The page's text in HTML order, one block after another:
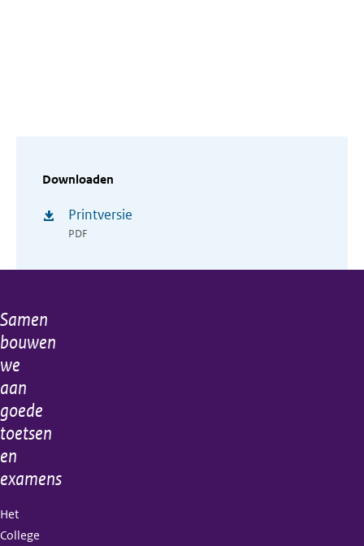
Downloaden
Printversie
PDF
Algemene
informatie
Samen
bouwen
we
aan
goede
toetsen
en
examens
Het
College